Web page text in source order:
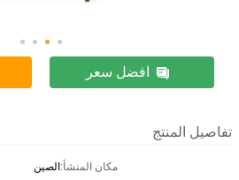
افضل سعر
تفاصيل المنتج
مكان المنشأ:الصين